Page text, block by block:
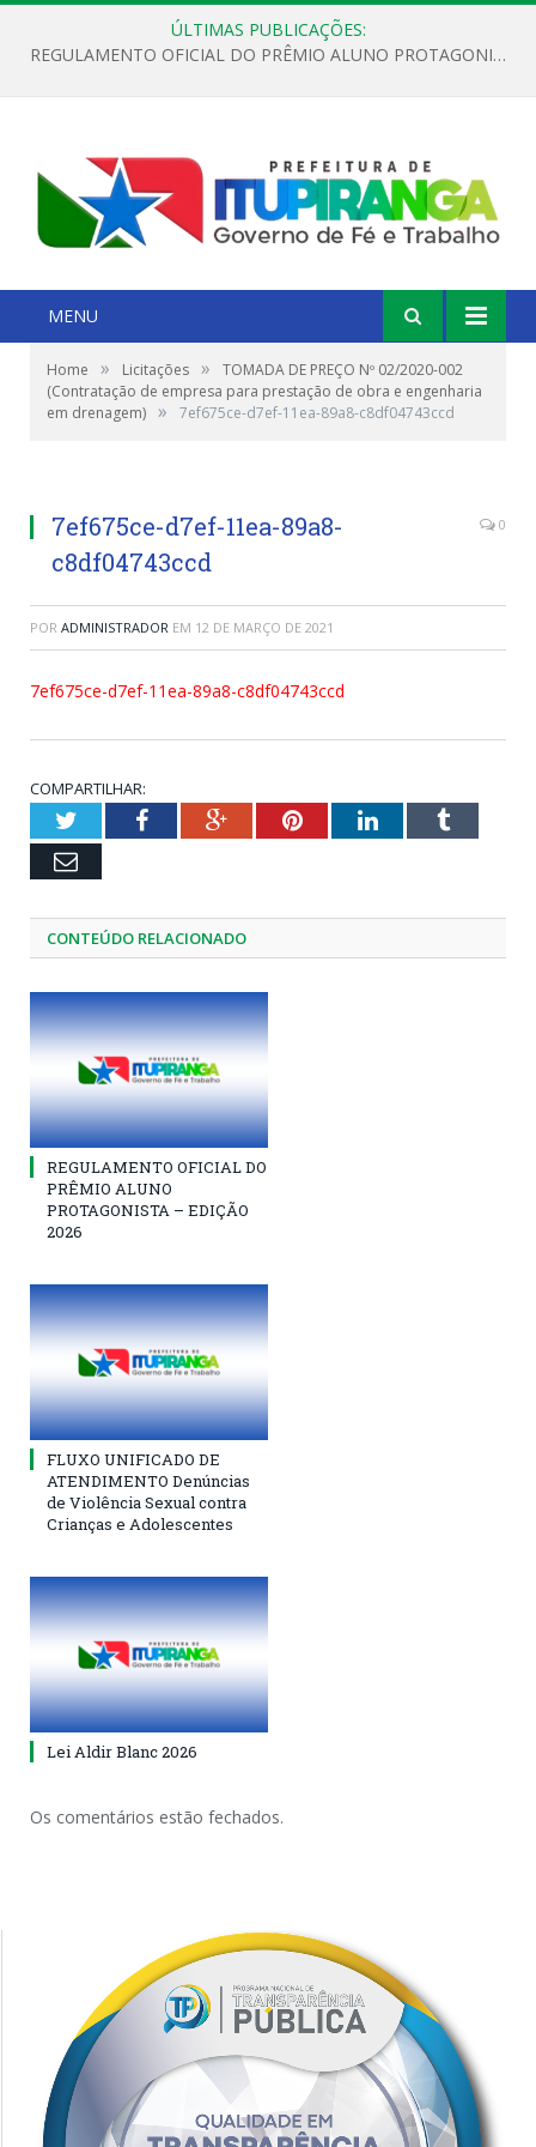
ÚLTIMAS PUBLICAÇÕES:
REGULAMENTO OFICIAL DO PRÊMIO ALUNO PROTAGONISTA – EDIÇÃO 2026
MENU
Home » Licitações »
TOMADA DE PREÇO Nº 02/2020-002
(Contratação de empresa para prestação de obra e engenharia
em drenagem) » 7ef675ce-d7ef-11ea-89a8-c8df04743ccd
7ef675ce-d7ef-11ea-89a8-
c8df04743ccd
0
POR ADMINISTRADOR EM 12 DE MARÇO DE 2021
7ef675ce-d7ef-11ea-89a8-c8df04743ccd
COMPARTILHAR:
TwitterFacebookGoogle+PinterestLinkedInTumblr
Email
CONTEÚDO RELACIONADO
REGULAMENTO OFICIAL DO
PRÊMIO ALUNO
PROTAGONISTA – EDIÇÃO
2026
FLUXO UNIFICADO DE
ATENDIMENTO Denúncias
de Violência Sexual contra
Crianças e Adolescentes
Lei Aldir Blanc 2026
Os comentários estão fechados.